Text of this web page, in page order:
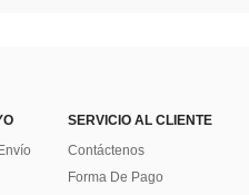
SERVICIO AL CLIENTE
Contáctenos
Forma De Pago